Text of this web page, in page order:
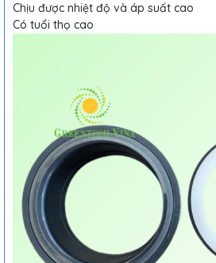
Chịu được nhiệt độ và áp suất cao
Có tuổi thọ cao